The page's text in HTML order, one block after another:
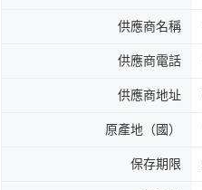
供應商名稱
供應商電話
供應商地址
原產地（國）
保存期限